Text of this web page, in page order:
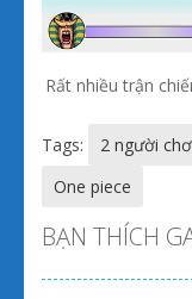
Rất nhiều trận
Tags: 2 người
One piece
BẠN THÍCH